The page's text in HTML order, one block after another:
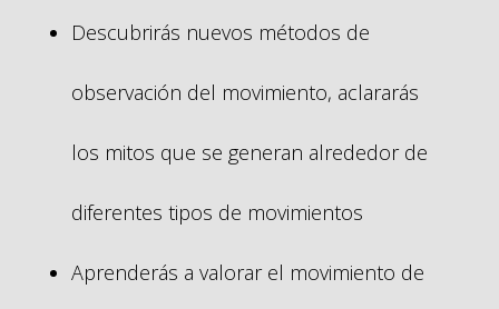
Descubrirás nuevos métodos de
observación del movimiento, aclararás
los mitos que se generan alrededor de
diferentes tipos de movimientos
Aprenderás a valorar el movimiento de